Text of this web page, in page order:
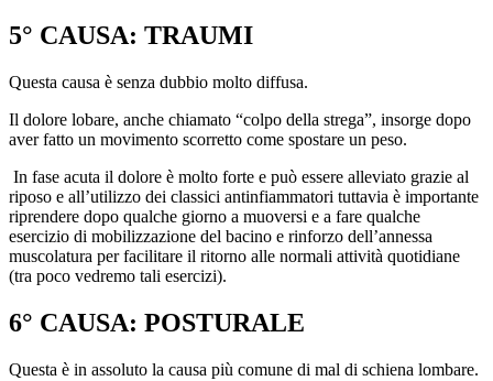
5° CAUSA: TRAUMI
Questa causa è senza dubbio molto diffusa.
Il dolore lobare, anche chiamato “colpo della strega”, insorge dopo
aver fatto un movimento scorretto come spostare un peso.
In fase acuta il dolore è molto forte e può essere alleviato grazie al
riposo e all’utilizzo dei classici antinfiammatori tuttavia è importante
riprendere dopo qualche giorno a muoversi e a fare qualche
esercizio di mobilizzazione del bacino e rinforzo dell’annessa
muscolatura per facilitare il ritorno alle normali attività quotidiane
(tra poco vedremo tali esercizi).
6° CAUSA: POSTURALE
Questa è in assoluto la causa più comune di mal di schiena lombare.